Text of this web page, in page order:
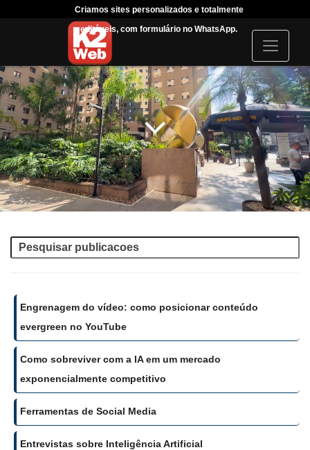
Criamos sites personalizados e totalmente
editáveis, com formulário no WhatsApp.
acompanhar
I
c
o
n
Engrenagem do vídeo: como posicionar conteúdo
evergreen no YouTube
Como sobreviver com a IA em um mercado
exponencialmente competitivo
Ferramentas de Social Media
Entrevistas sobre Inteligência Artificial